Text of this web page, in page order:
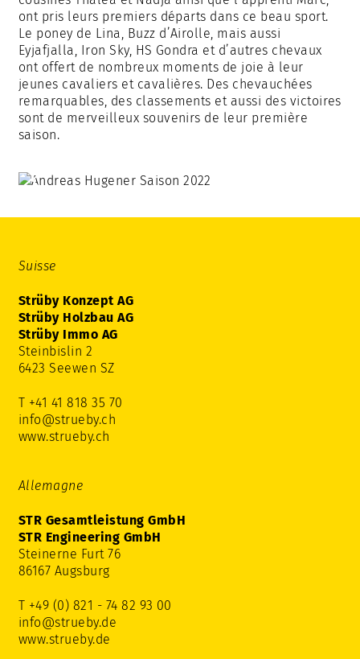
ont pris leurs premiers départs dans ce beau sport.
Le poney de Lina, Buzz d’Airolle, mais aussi
Eyjafjalla, Iron Sky, HS Gondra et d’autres chevaux
ont offert de nombreux moments de joie à leur
jeunes cavaliers et cavalières. Des chevauchées
remarquables, des classements et aussi des victoires
sont de merveilleux souvenirs de leur première
saison.
Suisse
Strüby Konzept AG
Strüby Holzbau AG
Strüby Immo AG
Steinbislin 2
6423 Seewen SZ
T +41 41 818 35 70
info@strueby.ch
www.strueby.ch
Allemagne
STR Gesamtleistung GmbH
STR Engineering GmbH
Steinerne Furt 76
86167 Augsburg
T +49 (0) 821 - 74 82 93 00
info@strueby.de
www.strueby.de